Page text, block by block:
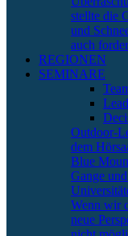
stellte die
und
auch
REGIONEN
SEMINARE
Outdoor-
dem
Blue
Gange
Wenn wir
neue